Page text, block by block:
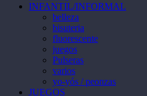
INFANTIL/INFORMAL
belleza
bisuteria
fluorescente
juegos
Pulseras
varios
yo-yós / peonzas
JUEGOS